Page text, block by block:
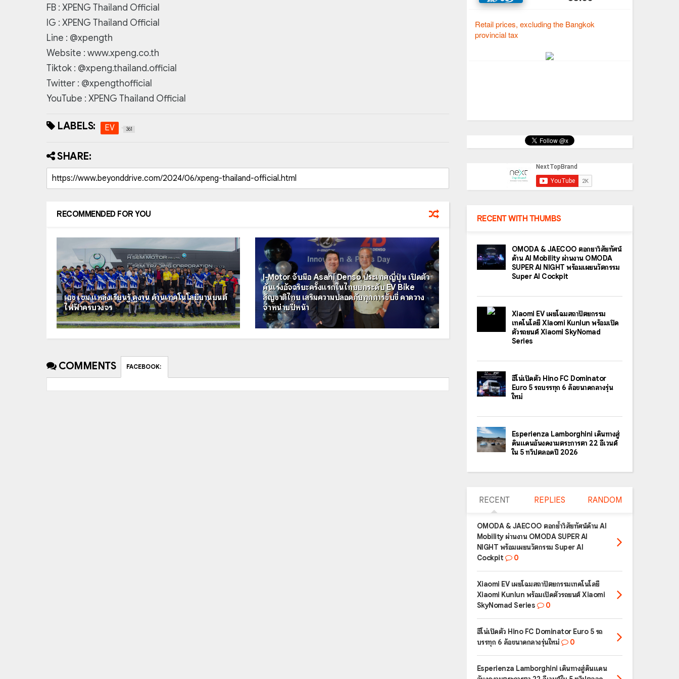
FB : XPENG Thailand Official
IG : XPENG Thailand Official
Line : @xpength
Website : www.xpeng.co.th
Tiktok : @xpeng.thailand.official
Twitter : @xpengthofficial
YouTube : XPENG Thailand Official
LABELS: EV 361
SHARE:
RECOMMENDED FOR YOU
เอช เซม แหล่งเรียนรู้ ดูงาน ด้านเทคโนโลยียานยนต์
ไฟฟ้าครบวงจร
I-Motor จับมือ Asahi Denso ประเทศญี่ปุ่น เปิดตัว
คันเร่งอัจฉริยะครั้งแรกในไทยยกระดับ EV Bike
สัญชาติไทย เสริมความปลอดภัยทุกการขับขี่ คาดวาง
จำหน่ายปีหน้า
COMMENTS FACEBOOK:
RECENT WITH THUMBS
OMODA & JAECOO ตอกย้ำวิสัยทัศน์
ด้าน AI Mobility ผ่านงาน OMODA
SUPER AI NIGHT พร้อมเผยนวัตกรรม
Super AI Cockpit
Xiaomi EV เผยโฉมสถาปัตยกรรม
เทคโนโลยี Xiaomi Kunlun พร้อมเปิด
ตัวรถยนต์ Xiaomi SkyNomad
Series
ฮีโน่เปิดตัว Hino FC Dominator
Euro 5 รถบรรทุก 6 ล้อขนาดกลางรุ่น
ใหม่
Esperienza Lamborghini เดินทางสู่
ดินแดนอันงดงามตระการตา 22 อีเวนต์
ใน 5 ทวีปตลอดปี 2026
RECENT REPLIES RANDOM
OMODA & JAECOO ตอกย้ำวิสัยทัศน์ด้าน AI
Mobility ผ่านงาน OMODA SUPER AI
NIGHT พร้อมเผยนวัตกรรม Super AI
Cockpit
0
Xiaomi EV เผยโฉมสถาปัตยกรรมเทคโนโลยี
Xiaomi Kunlun พร้อมเปิดตัวรถยนต์ Xiaomi
SkyNomad Series
0
ฮีโน่เปิดตัว Hino FC Dominator Euro 5 รถ
บรรทุก 6 ล้อขนาดกลางรุ่นใหม่
0
Esperienza Lamborghini เดินทางสู่ดินแดน